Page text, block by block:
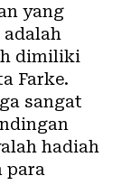
yang
dimiliki
Farke.
sangat
hadiah
para